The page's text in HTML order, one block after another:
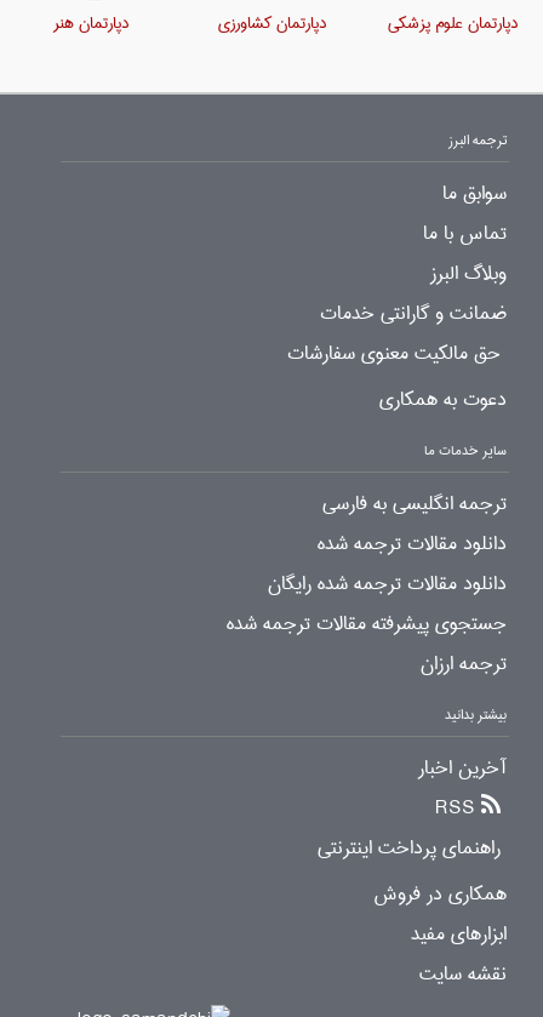
دپارتمان علوم پزشکی دپارتمان کشاورزی دپارتمان هنر
ترجمه البرز
سوابق ما
تماس با ما
وبلاگ البرز
ضمانت و گارانتی خدمات
حق مالکیت معنوی سفارشات
دعوت به همکاری
سایر خدمات ما
ترجمه انگلیسی به فارسی
دانلود مقالات ترجمه شده
دانلود مقالات ترجمه شده رایگان
جستجوی پیشرفته مقالات ترجمه شده
ترجمه ارزان
بیشتر بدانید
آخرین اخبار
RSS
راهنمای پرداخت اینترنتی
همکاری در فروش
ابزارهای مفید
نقشه سایت